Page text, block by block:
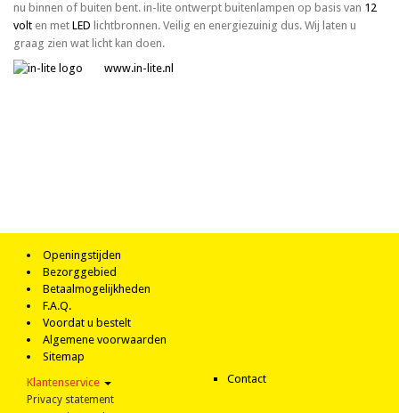
nu binnen of buiten bent. in-lite ontwerpt buitenlampen op basis van 12
volt en met LED lichtbronnen. Veilig en energiezuinig dus. Wij laten u
graag zien wat licht kan doen.
www.in-lite.nl
Openingstijden
Bezorggebied
Betaalmogelijkheden
F.A.Q.
Voordat u bestelt
Algemene voorwaarden
Sitemap
Klantenservice
Privacy statement
Contact